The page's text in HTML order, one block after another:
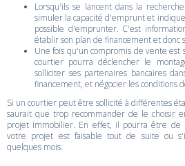
Lorsqu'ils se lancent dans la
simuler la capacité d'emprunt et
possible d'emprunter. C'est
établir son plan de financement et donc
Une fois qu'un compromis de vente
courtier pourra déclencher le
solliciter ses partenaires bancaires
financement, et négocier les conditions
Si un courtier peut être sollicité à différentes
saurait que trop recommander de le choisir
projet immobilier. En effet, il pourra être de
votre projet est faisable tout de suite ou
quelques mois.